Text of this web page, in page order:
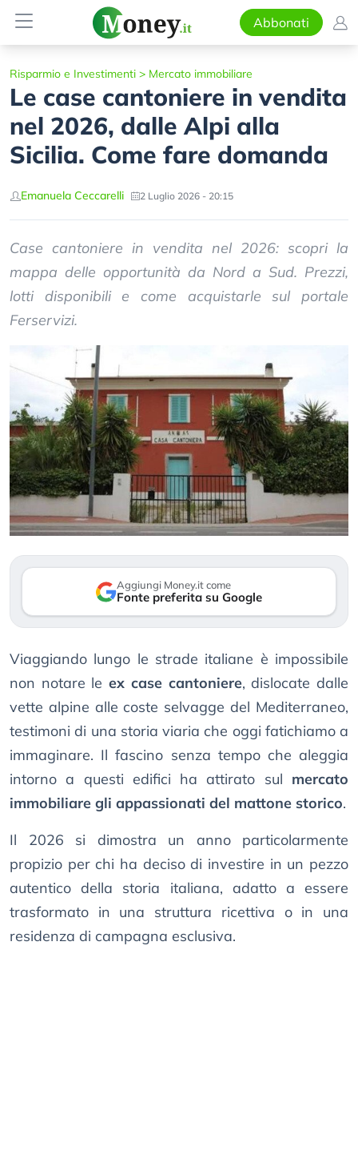
Abbonati
Risparmio e Investimenti > Mercato immobiliare
Le case cantoniere in vendita
nel 2026, dalle Alpi alla
Sicilia. Come fare domanda
Emanuela Ceccarelli 2 Luglio 2026 - 20:15
Case cantoniere in vendita nel 2026: scopri la
mappa delle opportunità da Nord a Sud. Prezzi,
lotti disponibili e come acquistarle sul portale
Ferservizi.
Aggiungi Money.it come
Fonte preferita su Google
Viaggiando lungo le strade italiane è impossibile
non notare leex case cantoniere, dislocate dalle
vette alpine alle coste selvagge del Mediterraneo,
testimoni di una storia viaria che oggi fatichiamo a
immaginare. Il fascino senza tempo che aleggia
intorno a questi edifici ha attirato sul mercato
immobiliare gli appassionati del mattone storico.
Il 2026 si dimostra un anno particolarmente
propizio per chi ha deciso di investire in un pezzo
autentico della storia italiana, adatto a essere
trasformato in una struttura ricettiva o in una
residenza di campagna esclusiva.